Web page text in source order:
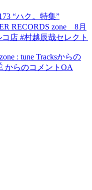
“ハク。特集”
RECORDS zone 8月
店 #村越辰哉セレクト
: tune Tracksからの
からのコメントOA